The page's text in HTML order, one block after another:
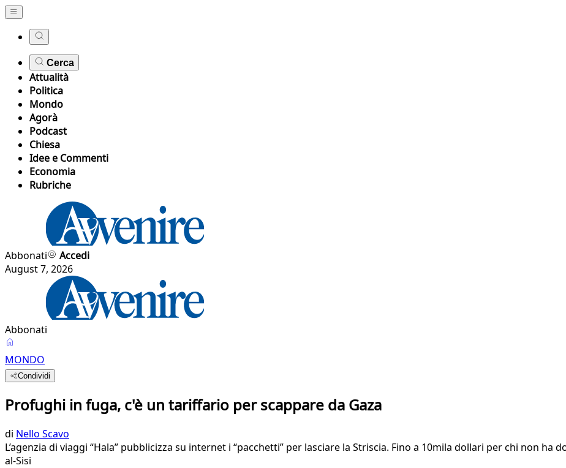
Cerca
Attualità
Politica
Mondo
Agorà
Podcast
Chiesa
Idee e Commenti
Economia
Rubriche
Abbonati
Accedi
August 7, 2026
Abbonati
MONDO
Condividi
Profughi in fuga, c'è un tariffario per scappare da Gaza
di Nello Scavo
L’agenzia di viaggi “Hala” pubblicizza su internet i “pacchetti” per lasciare la Striscia. Fino a 10mila dollari per chi non
al-Sisi